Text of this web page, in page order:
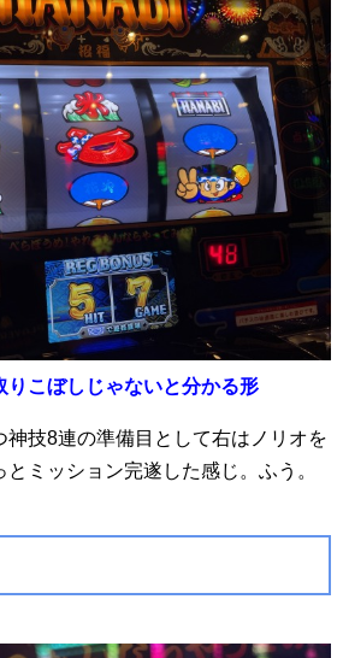
こぼしじゃないと分かる形
神技8連の準備目として右はノリオを
ミッション完遂した感じ。ふう。